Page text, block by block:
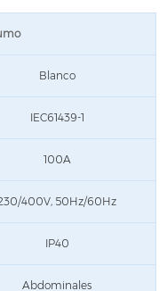
Blanco
IEC61439-1
100A
400V, 50Hz/60Hz
IP40
Abdominales